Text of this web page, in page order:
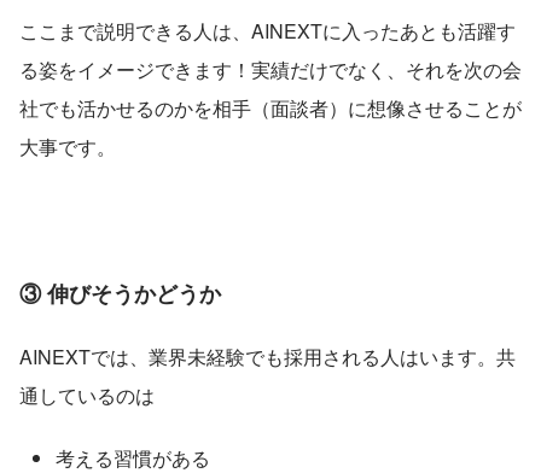
ここまで説明できる人は、AINEXTに入ったあとも活躍す
る姿をイメージできます！実績だけでなく、それを次の会
社でも活かせるのかを相手（面談者）に想像させることが
大事です。
③ 伸びそうかどうか
AINEXTでは、業界未経験でも採用される人はいます。共
通しているのは
考える習慣がある